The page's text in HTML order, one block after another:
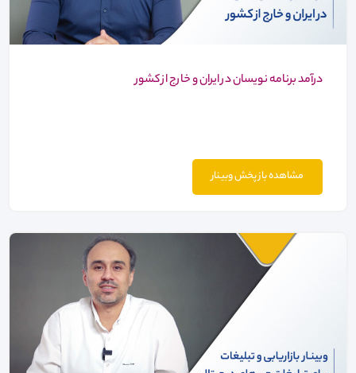
درآمد برنامه نویسان در ایران و خارج از کشور
مشاهده باز پخش وبینار